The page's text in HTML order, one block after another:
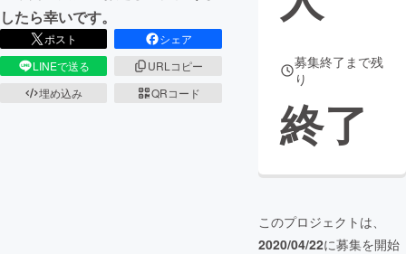
したら幸いです。
ポスト
シェア
LINEで送る
URLコピー
埋め込み
QRコード
募集終了まで残
り
終了
このプロジェクトは、
2020/04/22に募集を開始